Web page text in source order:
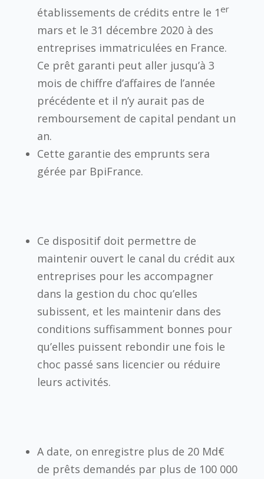
établissements de crédits entre le 1er
mars et le 31 décembre 2020 à des
entreprises immatriculées en France.
Ce prêt garanti peut aller jusqu’à 3
mois de chiffre d’affaires de l’année
précédente et il n’y aurait pas de
remboursement de capital pendant un
an.
Cette garantie des emprunts sera
gérée par BpiFrance.
Ce dispositif doit permettre de
maintenir ouvert le canal du crédit aux
entreprises pour les accompagner
dans la gestion du choc qu’elles
subissent, et les maintenir dans des
conditions suffisamment bonnes pour
qu’elles puissent rebondir une fois le
choc passé sans licencier ou réduire
leurs activités.
A date, on enregistre plus de 20 Md€
de prêts demandés par plus de 100 000